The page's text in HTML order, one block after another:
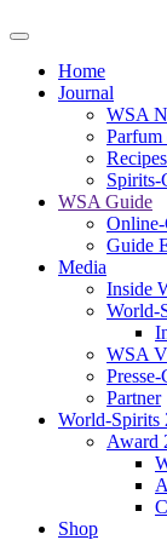
Home
Journal
WSA
Parfum
Recipes
Spirits-
WSA Guide
Guide
Media
Inside
World-
WSA
Presse-
Partner
World-Spirits
Award
Shop